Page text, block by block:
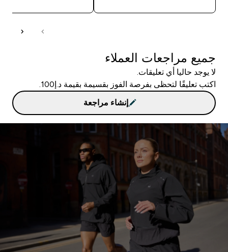
جميع مراجعات العملاء
لا يوجد حاليا أي تعليقات.
اكتب تعليقًا لتحظى بفرصة الفوز بقسيمة بقيمة د.إ100.
إنشاء مراجعة